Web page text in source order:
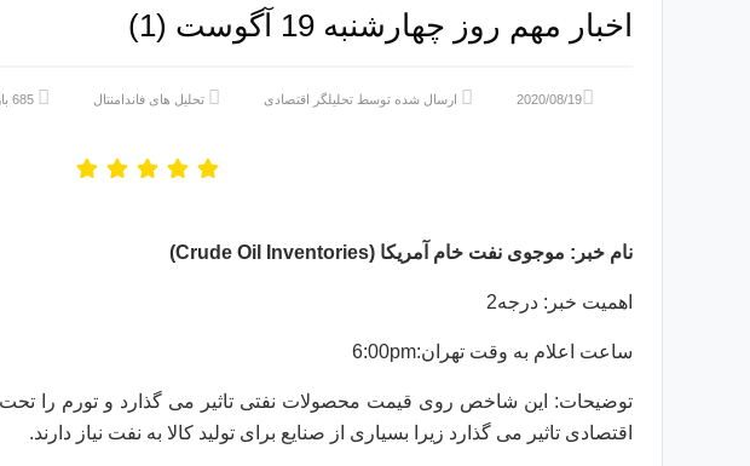
اخبار مهم روز چهارشنبه 19 آگوست (1)
2020/08/19 ارسال شده توسط تحلیلگر اقتصادی تحلیل های فاندامنتال
نام خبر : موجوی نفت خام آمریکا (
Crude Oil Inventories)
اهمیت خبر: درجه2
ساعت اعلام به وقت تهران:6:00pm
توضیحات: این شاخص روی قیمت محصولات نفتی تاثیر می گذارد و تورم را
اقتصادی تاثیر می گذارد زیرا بسیاری از صنایع برای تولید کالا به نفت نیاز دارند.